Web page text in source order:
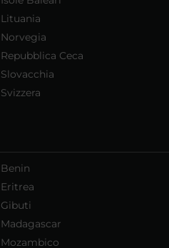
Lituania
Norvegia
Repubblica Ceca
Slovacchia
Svizzera
Benin
Eritrea
Gibuti
Madagascar
Mozambico